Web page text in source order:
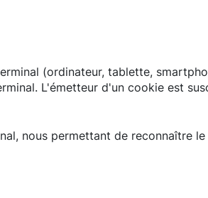
(ordinateur, tablette,
L'émetteur d'un cookie est
nous permettant de reconnaître